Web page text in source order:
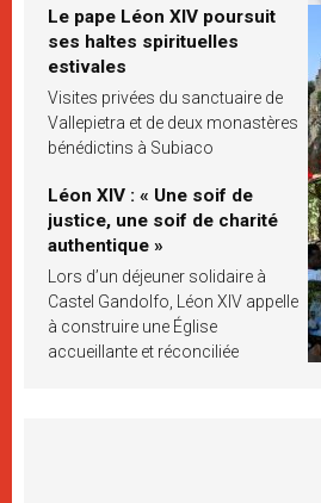
Le pape Léon XIV poursuit
ses haltes spirituelles
estivales
Visites privées du sanctuaire de
Vallepietra et de deux monastères
bénédictins à Subiaco
Léon XIV : « Une soif de
justice, une soif de charité
authentique »
Lors d’un déjeuner solidaire à
Castel Gandolfo, Léon XIV appelle
à construire une Église
accueillante et réconciliée